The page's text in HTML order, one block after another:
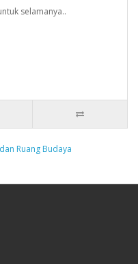
selamanya..
dan Ruang Budaya